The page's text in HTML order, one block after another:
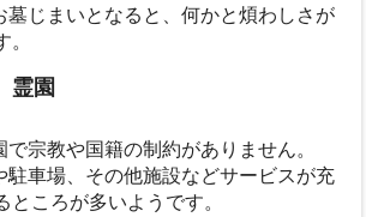
墓じまいとなると、何かと煩わしさが
。
霊園
で宗教や国籍の制約がありません。
駐車場、その他施設などサービスが充
ところが多いようです。